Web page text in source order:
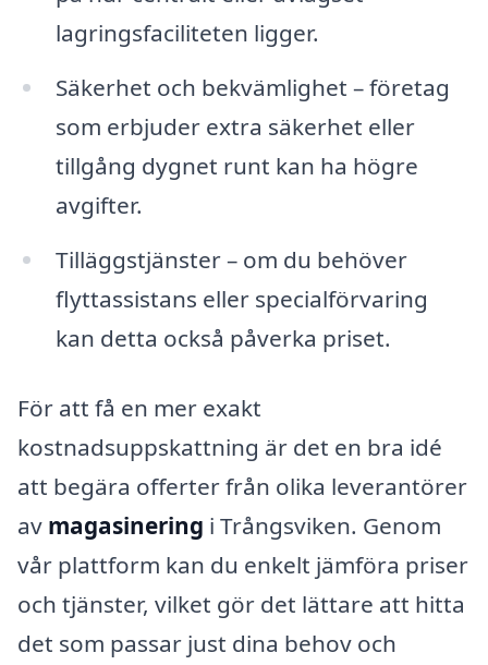
lagringsfaciliteten ligger.
Säkerhet och bekvämlighet – företag
som erbjuder extra säkerhet eller
tillgång dygnet runt kan ha högre
avgifter.
Tilläggstjänster – om du behöver
flyttassistans eller specialförvaring
kan detta också påverka priset.
För att få en mer exakt
kostnadsuppskattning är det en bra idé
att begära offerter från olika leverantörer
av magasinering i Trångsviken. Genom
vår plattform kan du enkelt jämföra priser
och tjänster, vilket gör det lättare att hitta
det som passar just dina behov och